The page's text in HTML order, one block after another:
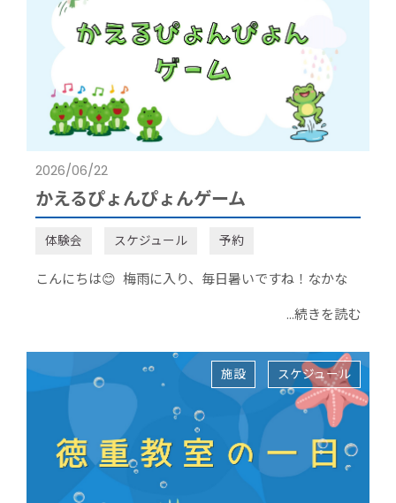
2026/06/22
かえるぴょんぴょんゲーム
体験会 スケジュール 予約
こんにちは😊 梅雨に入り、毎日暑いですね！なかな
...続きを読む
施設 スケジュール